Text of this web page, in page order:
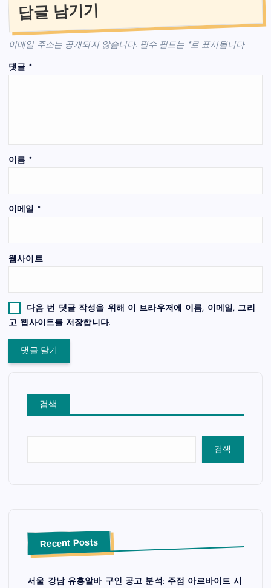
답글 남기기
이메일 주소는 공개되지 않습니다. 필수 필드는 *로 표시됩니다
댓글 *
이름 *
이메일 *
웹사이트
다음 번 댓글 작성을 위해 이 브라우저에 이름, 이메일, 그리
고 웹사이트를 저장합니다.
검색
검색
Recent Posts
서울 강남 유흥알바 구인 공고 분석: 주점 아르바이트 시